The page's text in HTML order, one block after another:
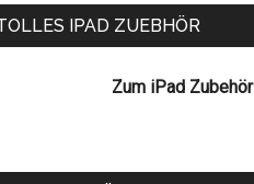
IPAD ZUEBHÖR
Zum iPad Zubehör